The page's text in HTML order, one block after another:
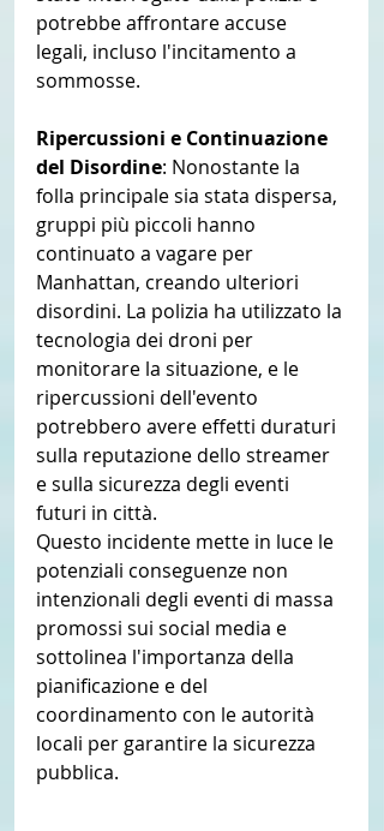
potrebbe affrontare accuse
legali, incluso l'incitamento a
sommosse.
Ripercussioni e Continuazione
del Disordine: Nonostante la
folla principale sia stata dispersa,
gruppi più piccoli hanno
continuato a vagare per
Manhattan, creando ulteriori
disordini. La polizia ha utilizzato la
tecnologia dei droni per
monitorare la situazione, e le
ripercussioni dell'evento
potrebbero avere effetti duraturi
sulla reputazione dello streamer
e sulla sicurezza degli eventi
futuri in città.
Questo incidente mette in luce le
potenziali conseguenze non
intenzionali degli eventi di massa
promossi sui social media e
sottolinea l'importanza della
pianificazione e del
coordinamento con le autorità
locali per garantire la sicurezza
pubblica.